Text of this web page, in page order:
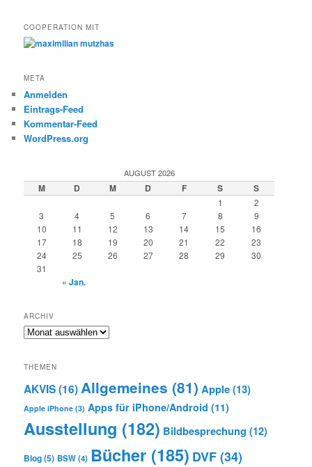
COOPERATION MIT
META
Anmelden
Eintrags-Feed
Kommentar-Feed
WordPress.org
AUGUST 2026
M D M D F S S
1
2
3
4 5 6 7 8
9
10
11 12 13 14 15
16
17
18 19 20 21 22
23
24
25 26 27 28 29
30
31
« Jan.
ARCHIV
Archiv
THEMEN
AKVIS(16) Allgemeines (81) Apple(13)
Apple iPhone (3) Apps für iPhone/Android (11)
Ausstellung (182) Bildbesprechung (12)
Blog(5) BSW(4) Bücher (185) DVF (34)